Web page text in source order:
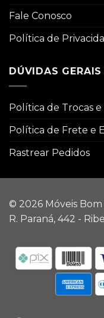
Fale Conosco
Política de
DÚVIDAS GERAIS
Política de Trocas
Política de Frete e
Rastrear Pedidos
© 2026 Móveis Bom
R. Paraná, 442 -